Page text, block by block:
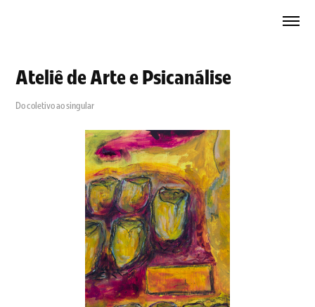
Ateliê de Arte e Psicanálise
Do coletivo ao singular